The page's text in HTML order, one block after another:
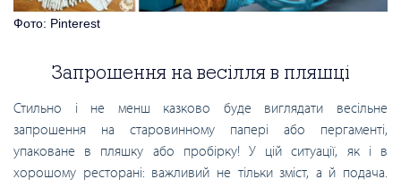
Фото: Pinterest
Запрошення на весілля в пляшці
Стильно і не менш казково буде виглядати весільне
запрошення на старовинному папері або пергаменті,
упаковане в пляшку або пробірку! У цій ситуації, як і в
хорошому ресторані: важливий не тільки зміст, а й подача.